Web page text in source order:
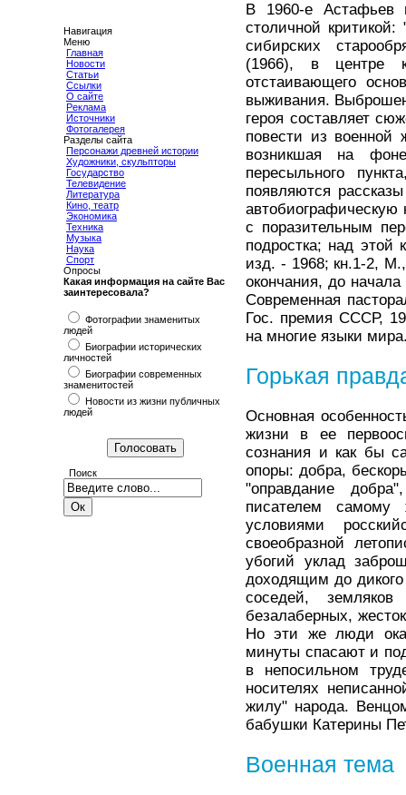
Навигация
Меню
Главная
Новости
Статьи
Ссылки
О сайте
Реклама
Источники
Фотогалерея
Разделы сайта
Персонажи древней истории
Художники, скульпторы
Государство
Телевидение
Литература
Кино, театр
Экономика
Техника
Музыка
Наука
Спорт
Опросы
Какая информация на сайте Вас
заинтересовала?
Фотографии знаменитых
людей
Биографии исторических
личностей
Биографии современных
знаменитостей
Новости из жизни публичных
людей
Поиск
В 1960-е Астафьев
столичной
сибирских
(1966), в центре
отстаивающего
выживания.
героя составляет
повести из военной
возникшая на
пересыльного
появляются
автобиографическую
с поразительным
подростка; над этой
изд. - 1968; кн.1-2,
окончания, до
Современная
Гос. премия СССР,
на многие языки
Горькая
Основная
жизни в ее
сознания и как бы
опоры: добра,
"оправдание
писателем самому
условиями
своеобразной
убогий уклад
доходящим до дикого
соседей,
безалаберных,
Но эти же люди
минуты спасают и
в непосильном
носителях
жилу" народа.
бабушки Катерины
Военная тема